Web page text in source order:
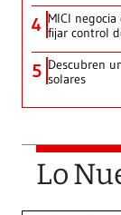
4 MICI
fijar control
5 Descubren
solares
Lo